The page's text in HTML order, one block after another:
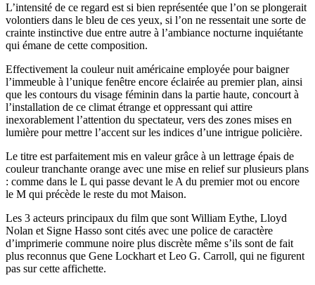
L’intensité de ce regard est si bien représentée que l’on se plongerait
volontiers dans le bleu de ces yeux, si l’on ne ressentait une sorte de
crainte instinctive due entre autre à l’ambiance nocturne inquiétante
qui émane de cette composition.
Effectivement la couleur nuit américaine employée pour baigner
l’immeuble à l’unique fenêtre encore éclairée au premier plan, ainsi
que les contours du visage féminin dans la partie haute, concourt à
l’installation de ce climat étrange et oppressant qui attire
inexorablement l’attention du spectateur, vers des zones mises en
lumière pour mettre l’accent sur les indices d’une intrigue policière.
Le titre est parfaitement mis en valeur grâce à un lettrage épais de
couleur tranchante orange avec une mise en relief sur plusieurs plans
: comme dans le L qui passe devant le A du premier mot ou encore
le M qui précède le reste du mot Maison.
Les 3 acteurs principaux du film que sont William Eythe, Lloyd
Nolan et Signe Hasso sont cités avec une police de caractère
d’imprimerie commune noire plus discrète même s’ils sont de fait
plus reconnus que Gene Lockhart et Leo G. Carroll, qui ne figurent
pas sur cette affichette.